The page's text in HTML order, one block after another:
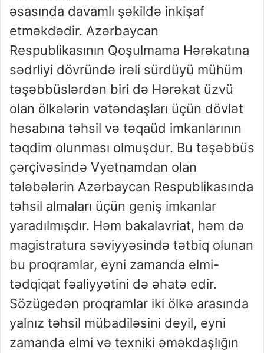
əsasında davamlı şəkildə inkişaf
etməkdədir. Azərbaycan
Respublikasının Qoşulmama Hərəkatına
sədrliyi dövründə irəli sürdüyü mühüm
təşəbbüslərdən biri də Hərəkat üzvü
olan ölkələrin vətəndaşları üçün dövlət
hesabına təhsil və təqaüd imkanlarının
təqdim olunması olmuşdur. Bu təşəbbüs
çərçivəsində Vyetnamdan olan
tələbələrin Azərbaycan Respublikasında
təhsil almaları üçün geniş imkanlar
yaradılmışdır. Həm bakalavriat, həm də
magistratura səviyyəsində tətbiq olunan
bu proqramlar, eyni zamanda elmi-
tədqiqat fəaliyyətini də əhatə edir.
Sözügedən proqramlar iki ölkə arasında
yalnız təhsil mübadiləsini deyil, eyni
zamanda elmi və texniki əməkdaşlığın